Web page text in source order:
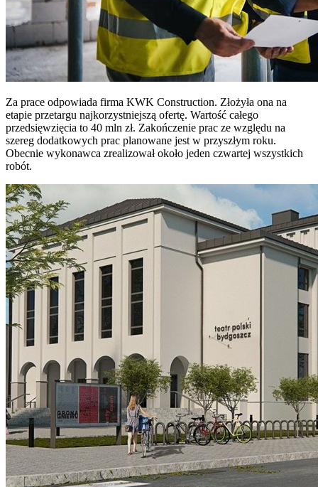
Za prace odpowiada firma KWK Construction. Złożyła ona na
etapie przetargu najkorzystniejszą ofertę. Wartość całego
przedsięwzięcia to 40 mln zł. Zakończenie prac ze względu na
szereg dodatkowych prac planowane jest w przyszłym roku.
Obecnie wykonawca zrealizował około jeden czwartej wszystkich
robót.